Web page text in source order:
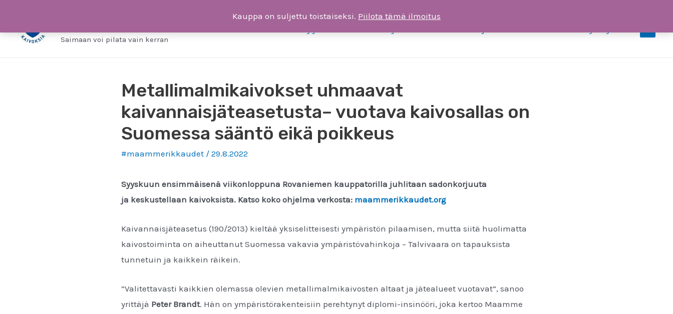
Saimaa ilman kaivoksia
Saimaan voi pilata vain kerran
Metallimalmikaivokset uhmaavat
kaivannaisjäteasetusta– vuotava kaivosallas on
Suomessa sääntö eikä poikkeus
#maammerikkaudet / 29.8.2022
Syyskuun ensimmäisenä viikonloppuna Rovaniemen kauppatorilla juhlitaan sadonkorjuuta
ja keskustellaan kaivoksista. Katso koko ohjelma verkosta: maammerikkaudet.org
Kaivannaisjäteasetus (190/2013) kieltää yksiselitteisesti ympäristön pilaamisen, mutta siitä huolimatta
kaivostoiminta on aiheuttanut Suomessa vakavia ympäristövahinkoja – Talvivaara on tapauksista
tunnetuin ja kaikkein räikein.
”Valitettavasti kaikkien olemassa olevien metallimalmikaivosten altaat ja jätealueet vuotavat”, sanoo
yrittäjä Peter Brandt. Hän on ympäristörakenteisiin perehtynyt diplomi-insinööri, joka kertoo Maamme
Kauppa on suljettu toistaiseksi. Piilota tämä ilmoitus